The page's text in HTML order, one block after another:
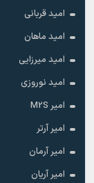
امید قربانی
امید ماهان
امید میرزایی
امید نوروزی
امیر M2S
امیر آرتر
امیر آرمان
امیر آریان